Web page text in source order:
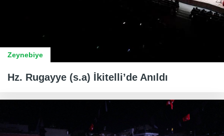
Zeynebiye
Hz. Rugayye (s.a) İkitelli’de Anıldı